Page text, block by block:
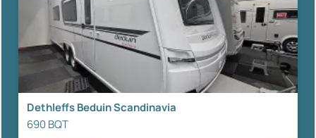
Dethleffs Beduin Scandinavia
690 BQT